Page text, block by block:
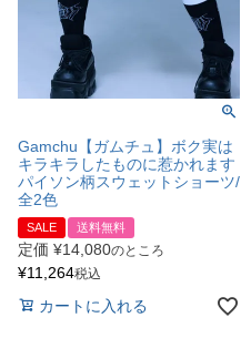
Gamchu【ガムチュ】ボク実は
キラキラしたものに惹かれます
パイソン柄スウェットショーツ/
全2色
SALE 送料無料
定価 ¥14,080のところ
¥11,264税込
カートに入れる